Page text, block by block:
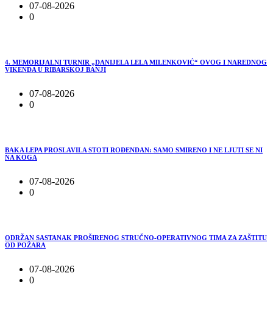
07-08-2026
0
4. MEMORIJALNI TURNIR „DANIJELA LELA MILENKOVIĆ“ OVOG I NAREDNOG
VIKENDA U RIBARSKOJ BANJI
07-08-2026
0
BAKA LEPA PROSLAVILA STOTI ROĐENDAN: SAMO SMIRENO I NE LJUTI SE NI
NA KOGA
07-08-2026
0
ODRŽAN SASTANAK PROŠIRENOG STRUČNO-OPERATIVNOG TIMA ZA ZAŠTITU
OD POŽARA
07-08-2026
0